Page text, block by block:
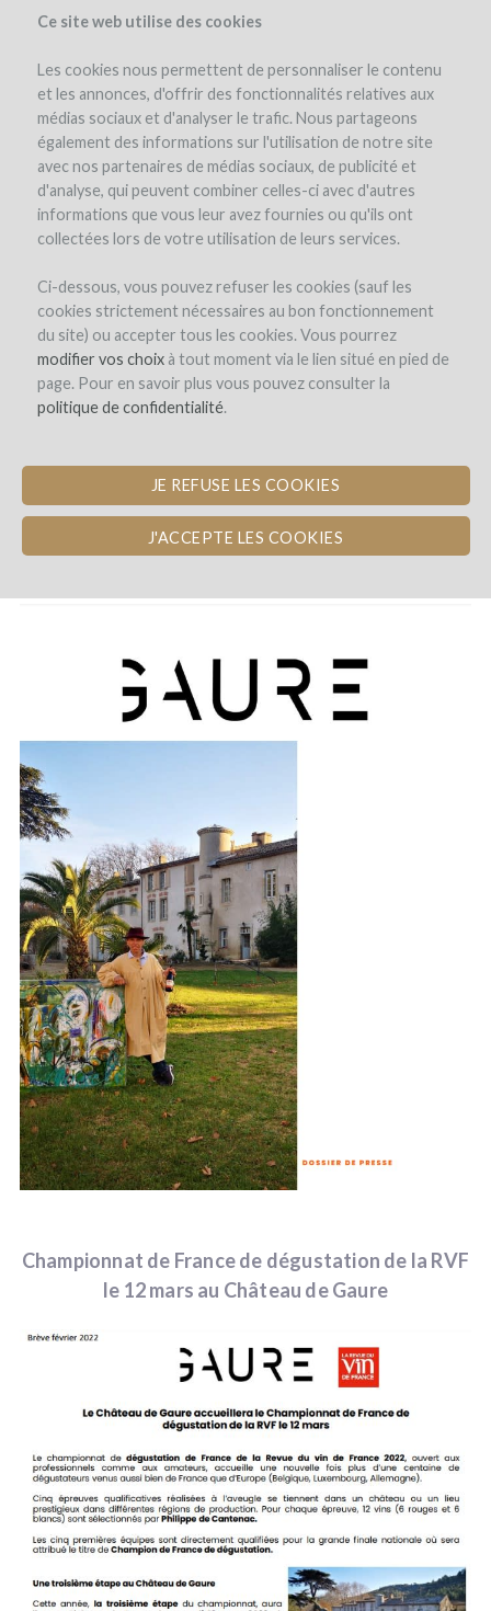
Ce site web utilise des cookies
Les cookies nous permettent de personnaliser le contenu
et les annonces, d'offrir des fonctionnalités relatives aux
médias sociaux et d'analyser le trafic. Nous partageons
également des informations sur l'utilisation de notre site
avec nos partenaires de médias sociaux, de publicité et
d'analyse, qui peuvent combiner celles-ci avec d'autres
informations que vous leur avez fournies ou qu'ils ont
collectées lors de votre utilisation de leurs services.
Ci-dessous, vous pouvez refuser les cookies (sauf les
cookies strictement nécessaires au bon fonctionnement
du site) ou accepter tous les cookies. Vous pourrez
modifier vos choixà tout moment via le lien situé en pied de
page. Pour en savoir plus vous pouvez consulter la
politique de confidentialité.
JE REFUSE LES COOKIES
J'ACCEPTE LES COOKIES
le projet les intérêts en vin détails de l'investissement
Château de Gaure
RÉNOVATION DE LA BERGERIE POUR
L’ÉLEVAGE ET LE STOCKAGE DES VINS
Pour consulter les documents ci-dessous, veuillez cliquer sur
l'image ou le lien correspondant.
Championnat de France de dégustation de la RVF
le 12 mars au Château de Gaure